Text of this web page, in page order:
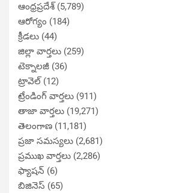
ఆంధ్రప్రదేశ్(5,789)
ఆరోగ్యం (184)
క్రీడలు (44)
జిల్లా వార్తలు (259)
టెక్నాలజీ (36)
ట్రావెల్(12)
ట్రేండింగ్ వార్తలు (911)
తాజా వార్తలు (19,271)
తెలంగాణ (11,181)
ప్రజా సమస్యలు (2,681)
ప్రముఖ వార్తలు (2,286)
ఫ్యాషన్ (6)
బిజినెస్ (65)